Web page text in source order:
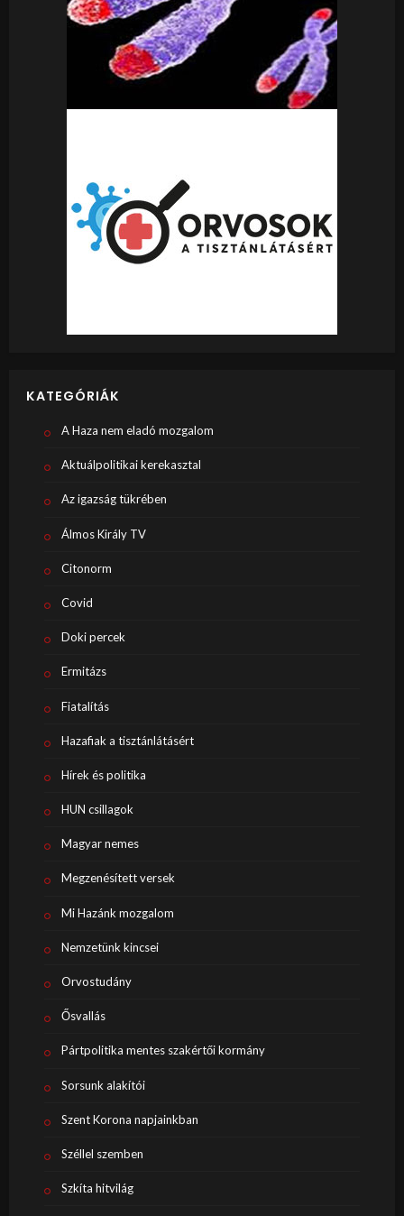
KATEGÓRIÁK
A Haza nem eladó mozgalom
Aktuálpolitikai kerekasztal
Az igazság tükrében
Álmos Király TV
Citonorm
Covid
Doki percek
Ermitázs
Fiatalítás
Hazafiak a tisztánlátásért
Hírek és politika
HUN csillagok
Magyar nemes
Megzenésített versek
Mi Hazánk mozgalom
Nemzetünk kincsei
Orvostudány
Ősvallás
Pártpolitika mentes szakértői kormány
Sorsunk alakítói
Szent Korona napjainkban
Széllel szemben
Szkíta hitvilág